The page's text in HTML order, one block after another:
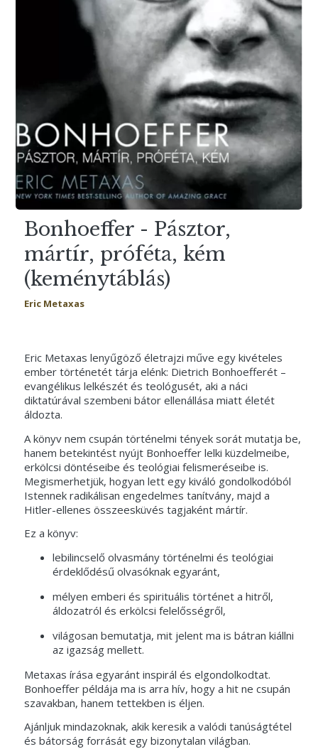
Bonhoeffer - Pásztor,
mártír, próféta, kém
(keménytáblás)
Eric Metaxas
Eric Metaxas lenyűgöző életrajzi műve egy kivételes
ember történetét tárja elénk: Dietrich Bonhoefferét –
evangélikus lelkészét és teológusét, aki a náci
diktatúrával szembeni bátor ellenállása miatt életét
áldozta.
A könyv nem csupán történelmi tények sorát mutatja be,
hanem betekintést nyújt Bonhoeffer lelki küzdelmeibe,
erkölcsi döntéseibe és teológiai felismeréseibe is.
Megismerhetjük, hogyan lett egy kiváló gondolkodóból
Istennek radikálisan engedelmes tanítvány, majd a
Hitler-ellenes összeesküvés tagjaként mártír.
Ez a könyv:
lebilincselő olvasmány történelmi és teológiai
érdeklődésű olvasóknak egyaránt,
mélyen emberi és spirituális történet a hitről,
áldozatról és erkölcsi felelősségről,
világosan bemutatja, mit jelent ma is bátran kiállni
az igazság mellett.
Metaxas írása egyaránt inspirál és elgondolkodtat.
Bonhoeffer példája ma is arra hív, hogy a hit ne csupán
szavakban, hanem tettekben is éljen.
Ajánljuk mindazoknak, akik keresik a valódi tanúságtétel
és bátorság forrását egy bizonytalan világban.